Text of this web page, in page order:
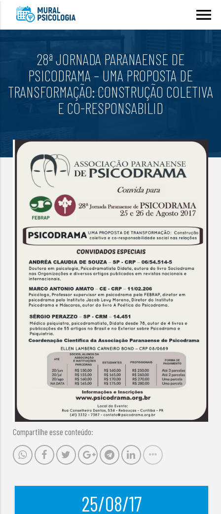
menu
28ª JORNADA PARANAENSE DE
PSICODRAMA – UMA PROPOSTA DE
TRANSFORMAÇÃO: CONSTRUÇÃO COLETIVA
E CO-RESPONSABILID
Compartilhe esse conteúdo:
25/08/17